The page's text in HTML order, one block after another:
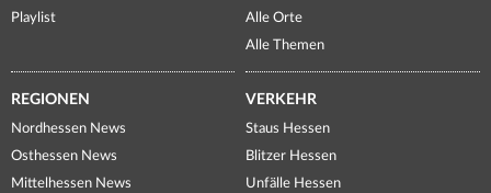
Playlist
Alle Orte
Alle Themen
REGIONEN
Nordhessen News
Osthessen News
Mittelhessen News
VERKEHR
Staus Hessen
Blitzer Hessen
Unfälle Hessen